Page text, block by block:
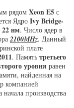
рядом Xeon E5 с
Ядро Ivy Bridge-
22 нм. Число ядер в
2100MHz. Данный
плате
. Память третьего
уровня равен
найденная на
компанией
начала производства